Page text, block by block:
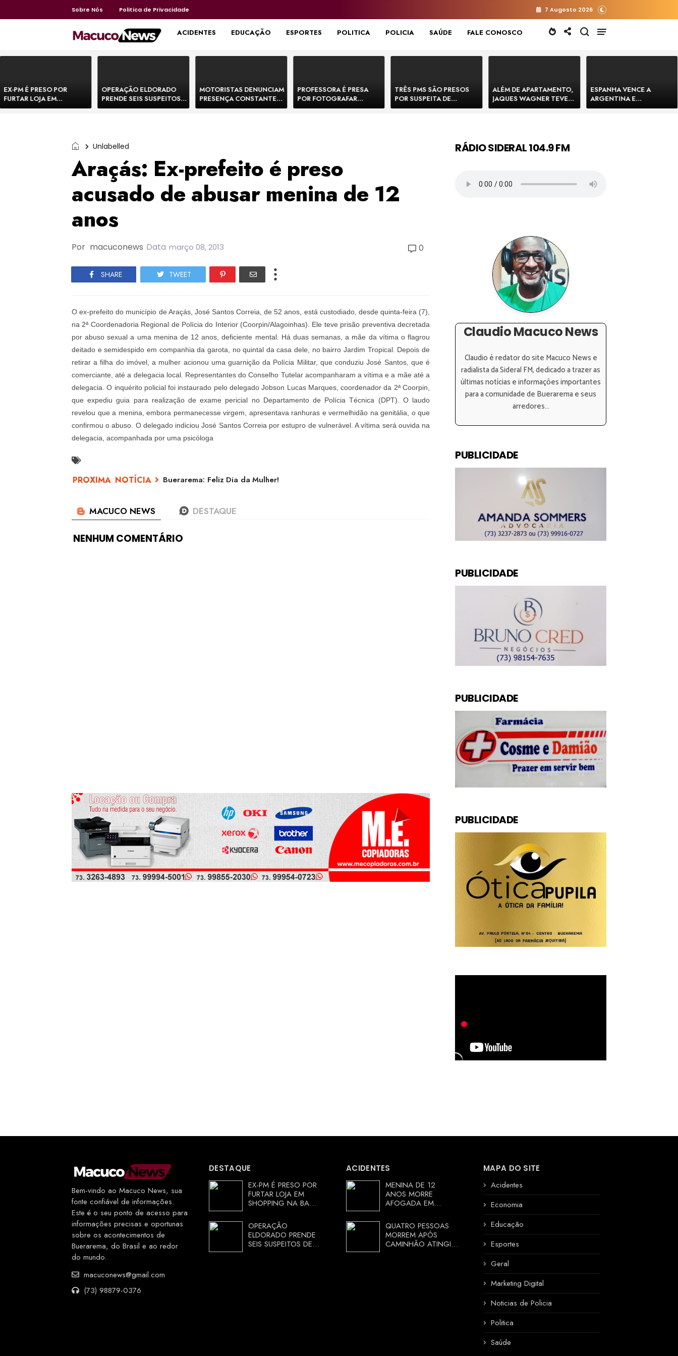
Sobre Nós Politica de Privacidade 7 Augosto 2026
HOME ACIDENTES EDUCAÇÃO ESPORTES POLITICA POLICIA SAÚDE FALE CONOSCO
EX-PM É PRESO POR
FURTAR LOJA EM
SHOPPING NA BAHIA E
OPERAÇÃO ELDORADO
PRENDE SEIS SUSPEITOS
DE MOVIMENTAR R$ 25
MOTORISTAS DENUNCIAM
PRESENÇA CONSTANTE
DE BOVINOS NA BR-330 E
PROFESSORA É PRESA
POR FOTOGRAFAR
PARTES ÍNTIMAS DE
TRÊS PMS SÃO PRESOS
POR SUSPEITA DE
EXECUTAR DOIS HOMENS
ALÉM DE APARTAMENTO,
JAQUES WAGNER TEVE
VENDA DE TERRENO PARA
ESPANHA VENCE A
ARGENTINA E
CONQUISTA A COPA DO
Unlabelled
Araçás: Ex-prefeito é preso
acusado de abusar menina de 12
anos
Por macuconews Data março 08, 2013 0
SHARE TWEET
O ex-prefeito do município de Araçás, José Santos Correia, de 52 anos, está custodiado, desde quinta-feira (7),
na 2ª Coordenadoria Regional de Polícia do Interior (Coorpin/Alagoinhas). Ele teve prisão preventiva decretada
por abuso sexual a uma menina de 12 anos, deficiente mental. Há duas semanas, a mãe da vítima o flagrou
deitado e semidespido em companhia da garota, no quintal da casa dele, no bairro Jardim Tropical. Depois de
retirar a filha do imóvel, a mulher acionou uma guarnição da Polícia Militar, que conduziu José Santos, que é
comerciante, até a delegacia local. Representantes do Conselho Tutelar acompanharam a vítima e a mãe até a
delegacia. O inquérito policial foi instaurado pelo delegado Jobson Lucas Marques, coordenador da 2ª Coorpin,
que expediu guia para realização de exame pericial no Departamento de Polícia Técnica (DPT). O laudo
revelou que a menina, embora permanecesse virgem, apresentava ranhuras e vermelhidão na genitália, o que
confirmou o abuso. O delegado indiciou José Santos Correia por estupro de vulnerável. A vítima será ouvida na
delegacia, acompanhada por uma psicóloga
Buerarema: Feliz Dia da Mulher!
NENHUM COMENTÁRIO
RÁDIO SIDERAL 104.9 FM
Claudio Macuco News
Claudio é redator do site Macuco News e
radialista da Sideral FM, dedicado a trazer as
últimas notícias e informações importantes
para a comunidade de Buerarema e seus
arredores...
PUBLICIDADE
PUBLICIDADE
PUBLICIDADE
PUBLICIDADE
Bem-vindo ao Macuco News, sua
fonte confiável de informações.
Este é o seu ponto de acesso para
informações precisas e oportunas
sobre os acontecimentos de
Buerarema, do Brasil e ao redor
do mundo.
macuconews@gmail.com
(73) 98879-0376
DESTAQUE
EX-PM É PRESO POR
FURTAR LOJA EM
SHOPPING NA BAHIA
CORRENDO DE
DELEGACIA
OPERAÇÃO
ELDORADO PRENDE
SEIS SUSPEITOS DE
ACIDENTES
MENINA DE 12
ANOS MORRE
AFOGADA EM
RURAL DE ARACI,
BAHIA; POLÍCIA
INVESTIGA
CIRCUNSTÂNCIAS
QUATRO PESSOAS
MORREM APÓS
CAMINHÃO ATINGIR
MAPA DO SITE
Acidentes
Economia
Educação
Esportes
Geral
Marketing Digital
Noticias de Policia
Politica
Saúde